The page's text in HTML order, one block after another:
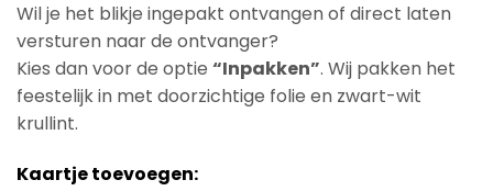
Wil je het blikje ingepakt ontvangen of direct laten
versturen naar de ontvanger?
Kies dan voor de optie “Inpakken”. Wij pakken het
feestelijk in met doorzichtige folie en zwart-wit
krullint.
Kaartje toevoegen: